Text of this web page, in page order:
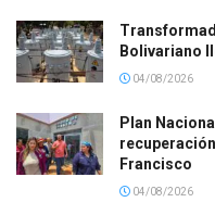
Bolivariano
04/08/2026
Plan
Francisco
04/08/2026